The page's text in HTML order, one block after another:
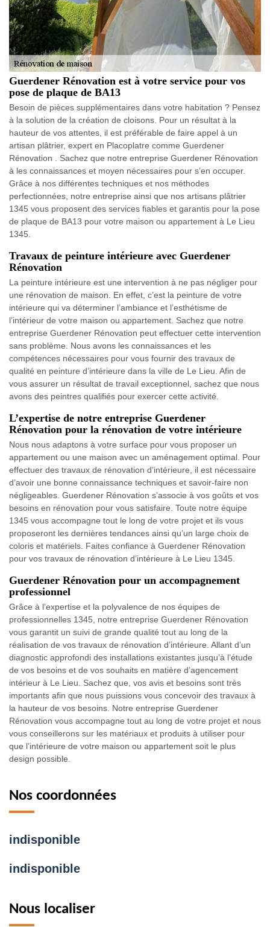
Guerdener Rénovation est à votre service pour vos
pose de plaque de BA13
Besoin de pièces supplémentaires dans votre habitation ? Pensez
à la solution de la création de cloisons. Pour un résultat à la
hauteur de vos attentes, il est préférable de faire appel à un
artisan plâtrier, expert en Placoplatre comme Guerdener
Rénovation . Sachez que notre entreprise Guerdener Rénovation
à les connaissances et moyen nécessaires pour s’en occuper.
Grâce à nos différentes techniques et nos méthodes
perfectionnées, notre entreprise ainsi que nos artisans plâtrier
1345 vous proposent des services fiables et garantis pour la pose
de plaque de BA13 pour votre maison ou appartement à Le Lieu
1345.
Travaux de peinture intérieure avec Guerdener
Rénovation
La peinture intérieure est une intervention à ne pas négliger pour
une rénovation de maison. En effet, c’est la peinture de votre
intérieure qui va déterminer l’ambiance et l’esthétisme de
l’intérieur de votre maison ou appartement. Sachez que notre
entreprise Guerdener Rénovation peut effectuer cette intervention
sans problème. Nous avons les connaissances et les
compétences nécessaires pour vous fournir des travaux de
qualité en peinture d’intérieure dans la ville de Le Lieu. Afin de
vous assurer un résultat de travail exceptionnel, sachez que nous
avons des peintres qualifiés pour exercer cette activité.
L’expertise de notre entreprise Guerdener
Rénovation pour la rénovation de votre intérieure
Nous nous adaptons à votre surface pour vous proposer un
appartement ou une maison avec un aménagement optimal. Pour
effectuer des travaux de rénovation d’intérieure, il est nécessaire
d’avoir une bonne connaissance techniques et savoir-faire non
négligeables. Guerdener Rénovation s’associe à vos goûts et vos
besoins en rénovation pour vous satisfaire. Toute notre équipe
1345 vous accompagne tout le long de votre projet et ils vous
proposeront les dernières tendances ainsi qu’un large choix de
coloris et matériels. Faites confiance à Guerdener Rénovation
pour vos travaux de rénovation d’intérieure à Le Lieu 1345.
Guerdener Rénovation pour un accompagnement
professionnel
Grâce à l’expertise et la polyvalence de nos équipes de
professionnelles 1345, notre entreprise Guerdener Rénovation
vous garantit un suivi de grande qualité tout au long de la
réalisation de vos travaux de rénovation d’intérieure. Allant d’un
diagnostic approfondi des installations existantes jusqu’à l’étude
de vos besoins et de vos souhaits en matière d’agencement
intérieur à Le Lieu. Sachez que, vos avis et besoins sont très
importants afin que nous puissions vous concevoir des travaux à
la hauteur de vos besoins. Notre entreprise Guerdener
Rénovation vous accompagne tout au long de votre projet et nous
vous conseillerons sur les matériaux et produits à utiliser pour
que l’intérieure de votre maison ou appartement soit le plus
design possible.
Nos coordonnées
indisponible
indisponible
Nous localiser